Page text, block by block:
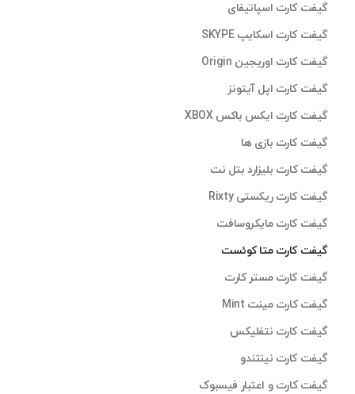
گیفت کارت اسپاتیفای
گیفت کارت اسکایپ SKYPE
گیفت کارت اوریجین Origin
گیفت کارت اپل آیتونز
گیفت کارت ایکس باکس XBOX
گیفت کارت بازی ها
گیفت کارت بلیزارد بتل نت
گیفت کارت ریکستی Rixty
گیفت کارت مایکروسافت
گیفت کارت متا کوئست
گیفت کارت مستر کارت
گیفت کارت مینت Mint
گیفت کارت نتفلیکس
گیفت کارت نینتندو
گیفت کارت و اعتبار فیسبوک